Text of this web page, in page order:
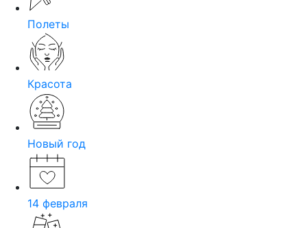
Полеты
Красота
Новый год
14 февраля